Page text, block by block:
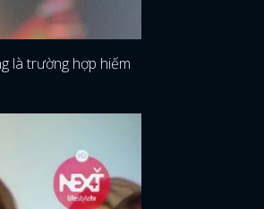
là trường hợp hiếm